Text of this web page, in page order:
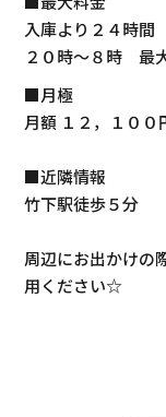
入庫より２４時
２０時～８時 最
■月極
月額 １２，１００
■近隣情報
竹下駅徒歩５分
周辺にお出かけの
用ください☆